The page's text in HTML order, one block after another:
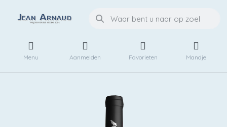
Menu Aanmelden Favorieten Mandje